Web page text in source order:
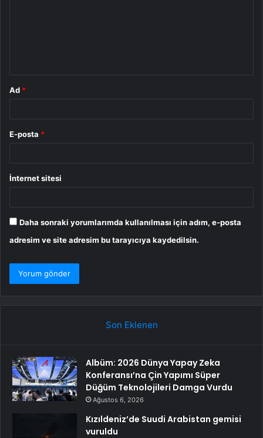
Ad *
E-posta *
İnternet sitesi
Daha sonraki yorumlarımda kullanılması için adım, e-posta
adresim ve site adresim bu tarayıcıya kaydedilsin.
Son Eklenen
Albüm: 2026 Dünya Yapay Zeka
Konferansı’na Çin Yapımı Süper
Düğüm Teknolojileri Damga Vurdu
Ağustos 6, 2026
Kızıldeniz’de Suudi Arabistan gemisi
vuruldu